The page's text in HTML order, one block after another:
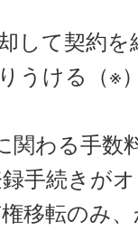
して契約を
うける（※）
関わる手数
手続きが
移転のみ